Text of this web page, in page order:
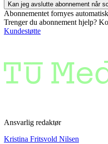
Kan jeg avslutte abonnement når
Abonnementet fornyes
Trenger du abonnement hjelp?
Kundestøtte
Ansvarlig redaktør
Kristina Fritsvold Nilsen